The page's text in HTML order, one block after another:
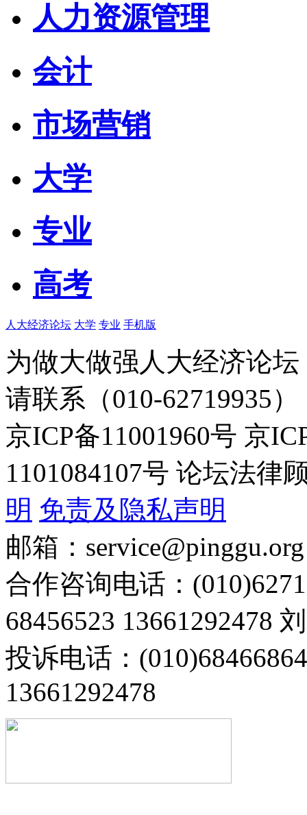
人力资源管理
会计
市场营销
大学
专业
高考
人大经济论坛 大学 专业 手机版
为做大做强人大经济论
请联系（010-62719935）
京ICP备11001960号 京
1101084107号 论坛法律
明 免责及隐私声明
邮箱：service@pinggu.org
合作咨询电话：
68456523 13661292478
投诉电话：
13661292478